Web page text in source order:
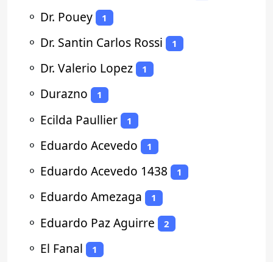
⚬ Dr. Pouey 1
⚬ Dr. Santin Carlos Rossi 1
⚬ Dr. Valerio Lopez 1
⚬ Durazno 1
⚬ Ecilda Paullier 1
⚬ Eduardo Acevedo 1
⚬ Eduardo Acevedo 1438 1
⚬ Eduardo Amezaga 1
⚬ Eduardo Paz Aguirre 2
⚬ El Fanal 1